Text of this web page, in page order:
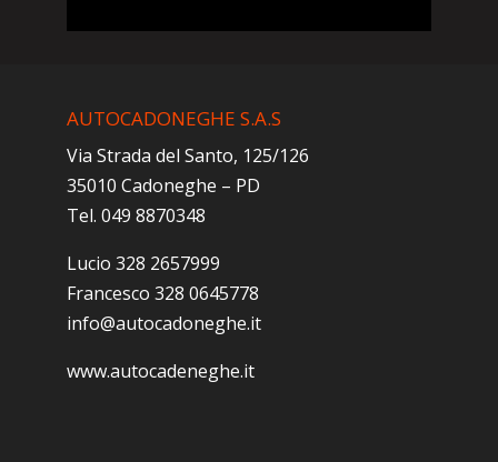
AUTOCADONEGHE S.A.S
Via Strada del Santo, 125/126
35010 Cadoneghe – PD
Tel. 049 8870348
Lucio 328 2657999
Francesco 328 0645778
info@autocadoneghe.it
www.autocadeneghe.it